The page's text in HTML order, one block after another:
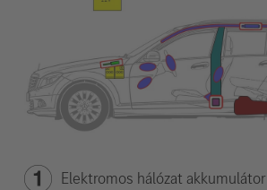
Elektromos hálózat akkumulátor